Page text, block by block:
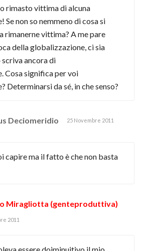
rimasto vittima di alcuna
non so nemmeno di cosa si
rimanerne vittima? A me pare
della globalizzazione, ci sia
ancora di
Cosa significa per voi
Determinarsi da sé, in che senso?
Deciomeridio 25 Novembre 2011
capire ma il fatto è che non basta
Miragliotta (genteproduttiva)
2011